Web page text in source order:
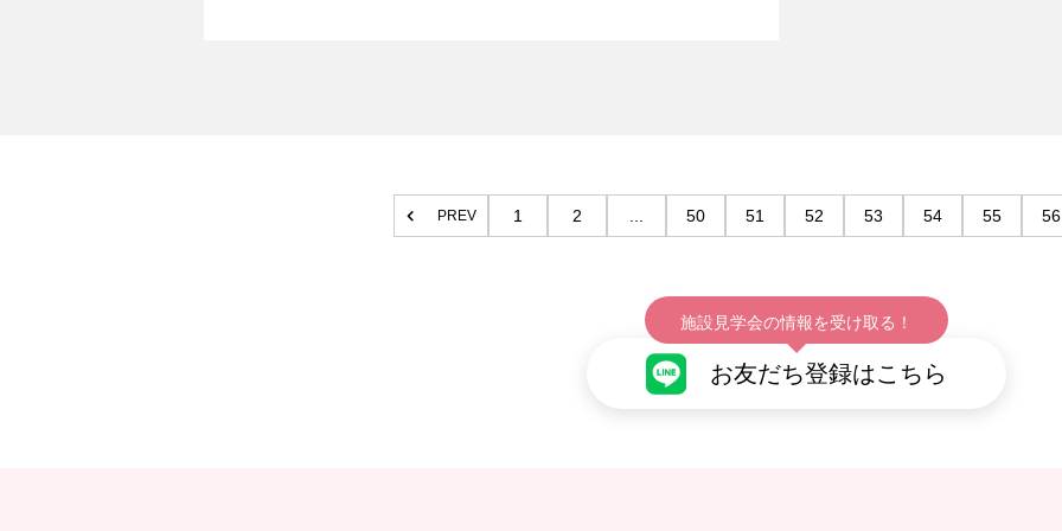
PREV 1 2 ... 50 51 52 53 54 55 56
施設見学会の情報を受け取る！
お友だち登録はこちら